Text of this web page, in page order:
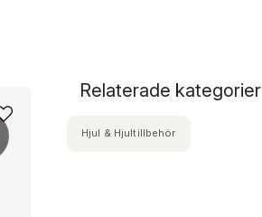
Relaterade kategorier
Hjul & Hjultillbehör